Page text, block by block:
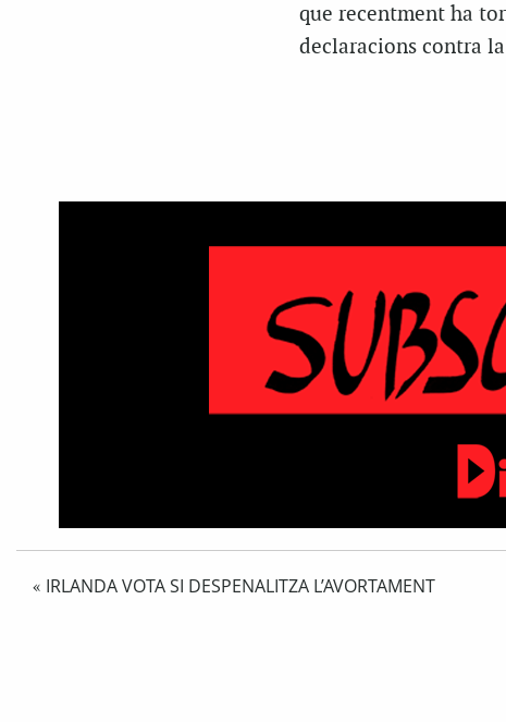
que recentment ha
declaracions contra
« IRLANDA VOTA SI DESPENALITZA L’AVORTAMENT